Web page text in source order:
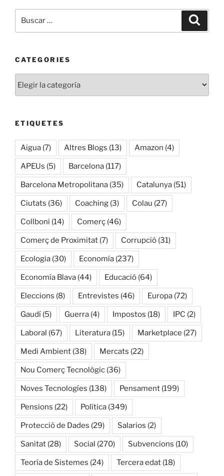
por:
CATEGORIES
ETIQUETES
Aigua (7) Altres Blogs (13) Amazon (4)
APEUs (5) Barcelona (117)
Barcelona Metropolitana (35) Catalunya (51)
Ciutats (36) Coaching (3) Colau (27)
Collboni (14) Comerç (46)
Comerç de Proximitat (7) Corrupció (31)
Ecologia (30) Economía (237)
Economía Blava (44) Educació (64)
Eleccions (8) Entrevistes (46) Europa (72)
Gaudí (5) Guerra (4) Impostos (18) IPC (2)
Laboral (67) Literatura (15) Marketplace (27)
Medi Ambient (38) Mercats (22)
Nou Comerç Tecnològic (36)
Noves Tecnologíes (138) Pensament (199)
Pensions (22) Política (349)
Protecció de Dades (29) Salarios (2)
Sanitat (28) Social (270) Subvencions (10)
Teoría de Sistemes (24) Tercera edat (18)